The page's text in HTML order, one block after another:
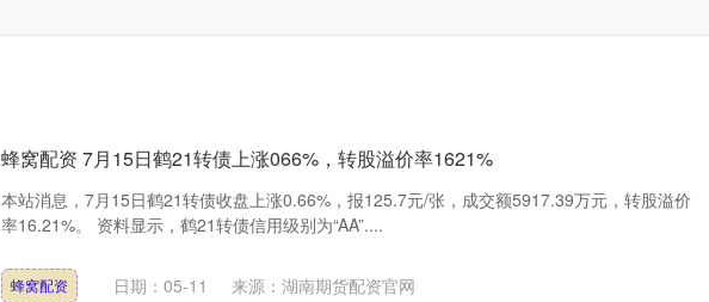
蜂窝配资 7月15日鹤21转债上涨066%，转股溢价率1621%
本站消息，7月15日鹤21转债收盘上涨0.66%，报125.7元/张，成交额5917.39万元，转股溢价
率16.21%。 资料显示，鹤21转债信用级别为“AA”....
蜂窝配资 日期：05-11
来源：湖南期货配资官网